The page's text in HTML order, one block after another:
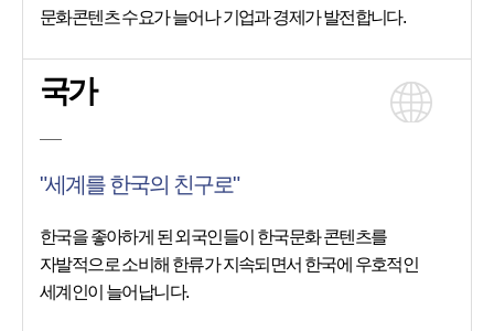
문화콘텐츠 수요가 늘어나 기업과 경제가 발전합니다.
국가
"세계를 한국의 친구로"
한국을 좋아하게 된 외국인들이 한국문화 콘텐츠를
자발적으로 소비해 한류가 지속되면서 한국에 우호적인
세계인이 늘어납니다.